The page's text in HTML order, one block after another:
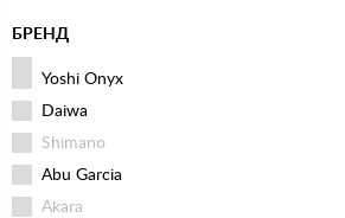
БРЕНД
Yoshi Onyx
Daiwa
Shimano
Abu Garcia
Akara